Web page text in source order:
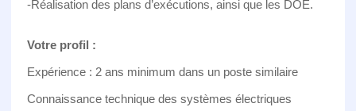
-Réalisation des plans d’exécutions, ainsi que les DOE.
Votre profil :
Expérience : 2 ans minimum dans un poste similaire
Connaissance technique des systèmes électriques